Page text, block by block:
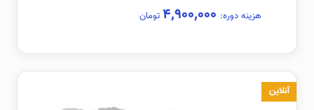
هزینه دوره: تومان
آنلاین